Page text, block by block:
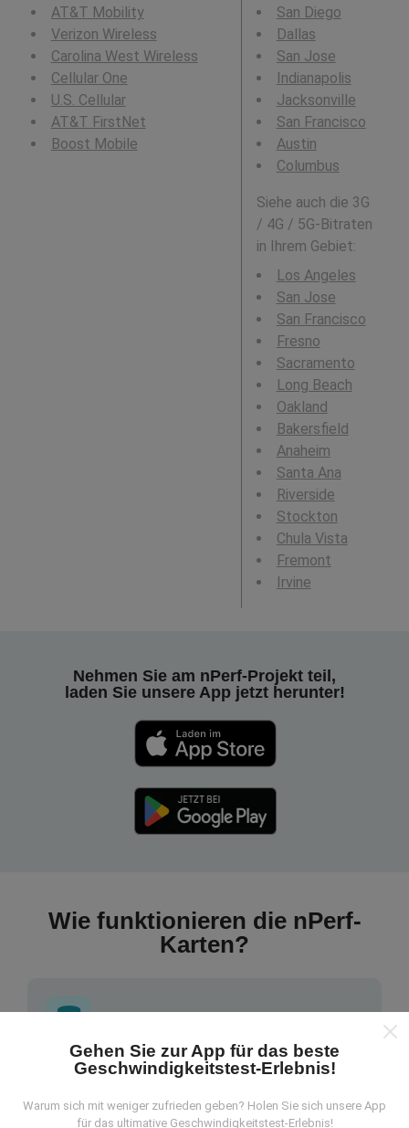
AT&T Mobility
Verizon Wireless
Carolina West Wireless
Cellular One
U.S. Cellular
AT&T FirstNet
Boost Mobile
San Diego
Dallas
San Jose
Indianapolis
Jacksonville
San Francisco
Austin
Columbus
Siehe auch die 3G
/ 4G / 5G-Bitraten
in Ihrem Gebiet:
Los Angeles
San Jose
San Francisco
Fresno
Sacramento
Long Beach
Oakland
Bakersfield
Anaheim
Santa Ana
Riverside
Stockton
Chula Vista
Fremont
Irvine
Nehmen Sie am nPerf-Projekt teil,
laden Sie unsere App jetzt herunter!
Wie funktionieren die nPerf-
Karten?
Wo kommen die Daten her?
Die Daten werden aus Tests gesammelt, die von
Gehen Sie zur App für das beste
Geschwindigkeitstest-Erlebnis!
Warum sich mit weniger zufrieden geben? Holen Sie sich unsere App
für das ultimative Geschwindigkeitstest-Erlebnis!